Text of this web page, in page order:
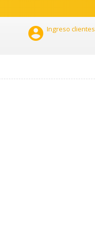
 Ingreso clientes